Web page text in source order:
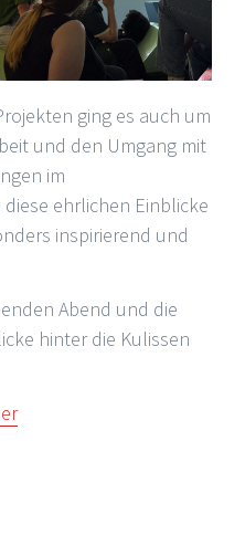
ging es auch um
und den Umgang mit
im
ehrlichen Einblicke
inspirierend und
Abend und die
hinter die Kulissen